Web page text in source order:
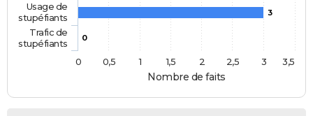
Nombre de faits
3
0
Usage de
stupéfiants
Trafic de
stupéfiants
0
0,5 1 1,5 2 2,5 3 3,5